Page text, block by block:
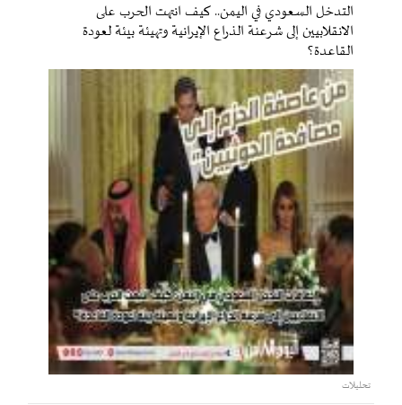
التدخل السعودي في اليمن.. كيف انتهت الحرب على
الانقلابيين إلى شرعنة الذراع الإيرانية وتهيئة بيئة لعودة
القاعدة؟
تحليلات